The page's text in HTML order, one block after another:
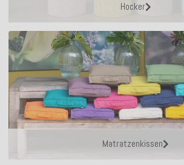
Hocker
Matratzenkissen